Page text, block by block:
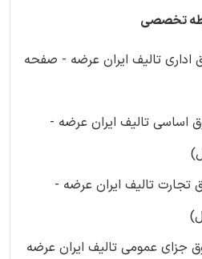
تخصصی
اداری تالیف ایران عرضه - صفحه
اساسی تالیف ایران عرضه -
تجارت تالیف ایران عرضه -
جزای عمومی تالیف ایران عرضه